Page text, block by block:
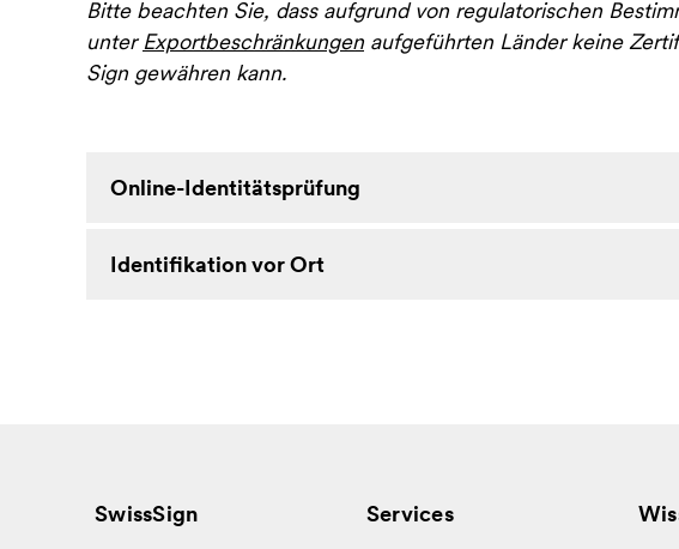
Bitte beachten Sie, dass aufgrund von regulatorischen
unter Exportbeschränkungen aufgeführten Länder keine
Sign gewähren kann.
Online-Identitätsprüfung
Identifikation vor Ort
SwissSign Services